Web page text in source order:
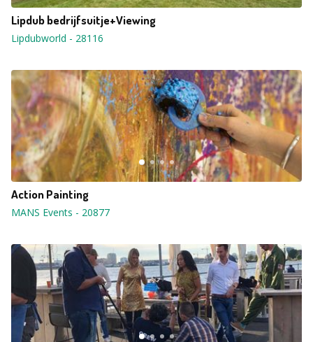
Lipdub bedrijfsuitje+Viewing
Lipdubworld - 28116
Action Painting
MANS Events - 20877